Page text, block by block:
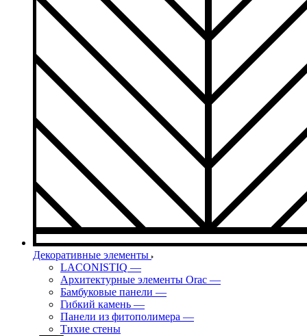
Декоративные элементы
LACONISTIQ —
Архитектурные элементы Orac —
Бамбуковые панели —
Гибкий камень —
Панели из фитополимера —
Тихие стены